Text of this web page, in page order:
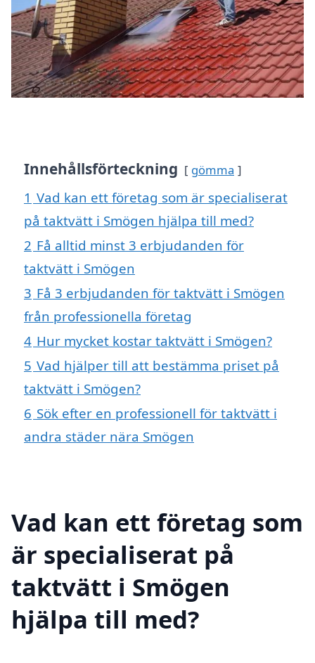
Innehållsförteckning gömma
1 Vad kan ett företag som är specialiserat
på taktvätt i Smögen hjälpa till med?
2 Få alltid minst 3 erbjudanden för
taktvätt i Smögen
3 Få 3 erbjudanden för taktvätt i Smögen
från professionella företag
4 Hur mycket kostar taktvätt i Smögen?
5 Vad hjälper till att bestämma priset på
taktvätt i Smögen?
6 Sök efter en professionell för taktvätt i
andra städer nära Smögen
Vad kan ett företag som
är specialiserat på
taktvätt i Smögen
hjälpa till med?